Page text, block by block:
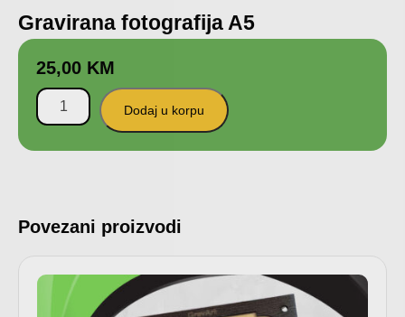
Gravirana fotografija A5
25,00 KM
Dodaj u korpu
Povezani proizvodi